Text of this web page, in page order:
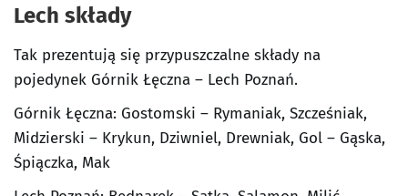
Lech składy
Tak prezentują się przypuszczalne składy na
pojedynek Górnik Łęczna – Lech Poznań.
Górnik Łęczna: Gostomski – Rymaniak, Szcześniak,
Midzierski – Krykun, Dziwniel, Drewniak, Gol – Gąska,
Śpiączka, Mak